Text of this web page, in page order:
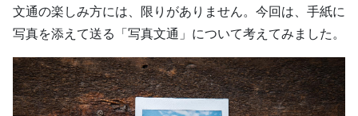
文通の楽しみ方には、限りがありません。今回は、手紙に
写真を添えて送る「写真文通」について考えてみました。